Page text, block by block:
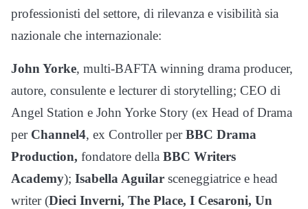
professionisti del settore, di rilevanza e visibilità sia
nazionale che internazionale:
John Yorke, multi-BAFTA winning drama producer,
autore, consulente e lecturer di storytelling; CEO di
Angel Station e John Yorke Story (ex Head of Drama
per Channel4, ex Controller perBBC Drama
Production, fondatore della BBC Writers
Academy); Isabella Aguilar sceneggiatrice e head
writer (Dieci Inverni, The Place, I Cesaroni, Un